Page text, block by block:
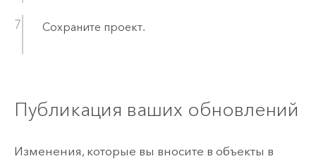
Сохраните проект.
Публикация ваших обновлений
Изменения, которые вы вносите в объекты в